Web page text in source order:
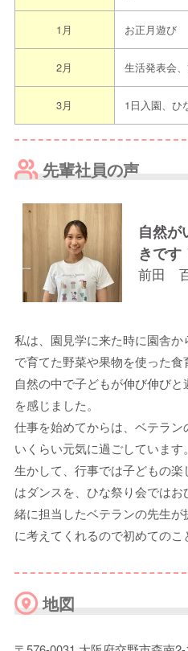
1月 お正月遊び
2月 生活発表会
3月 1日入園、ひ
先輩社員の声
自然が
きです
前田
私は、園見学に来た時に園舎
で育てた野菜や果物を使った
自然の中で子どもが伸び伸び
を感じました。
仕事を始めてからは、ベテラ
いくらい元気に過ごしていま
生かして、行事では子どもの
はダンスを、ひな祭り会では
緒に担当したベテランの先生
に考えてくれるので初めてのこ
地図